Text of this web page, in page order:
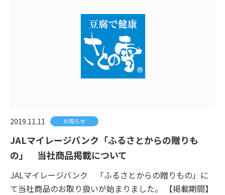
2019.11.11 お知らせ
JALマイレージバンク「ふるさとからの贈りも
の」 当社商品掲載について
JALマイレージバンク 「ふるさとからの贈りもの」に
て当社商品のお取り扱いが始まりました。 【掲載期間】